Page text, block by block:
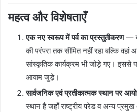
महत्व और विशेषताएँ
एक नए स्वरूप में पर्व का प्रस्तुतीकरण—
की परंपरा तक सीमित नहीं रहा बल्कि
सांस्कृतिक कार्यक्रम भी जोड़े गए। इससे
आयाम जुड़े।
सार्वजनिक एवं प्रतीकात्मक स्थान पर
स्थान है जहाँ राष्ट्रीय परेड व अन्य